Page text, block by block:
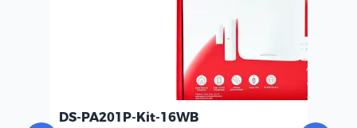
DS-PA201P-Kit-16WB